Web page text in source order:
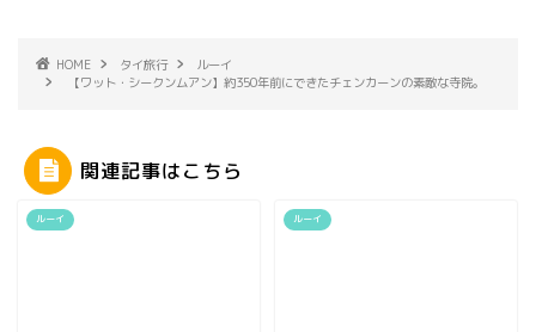
HOME タイ旅行
ルーイ
【ワット・シークンムアン】約350年前にできたチェンカーンの素敵な寺院。
関連記事はこちら
ルーイ ルーイ